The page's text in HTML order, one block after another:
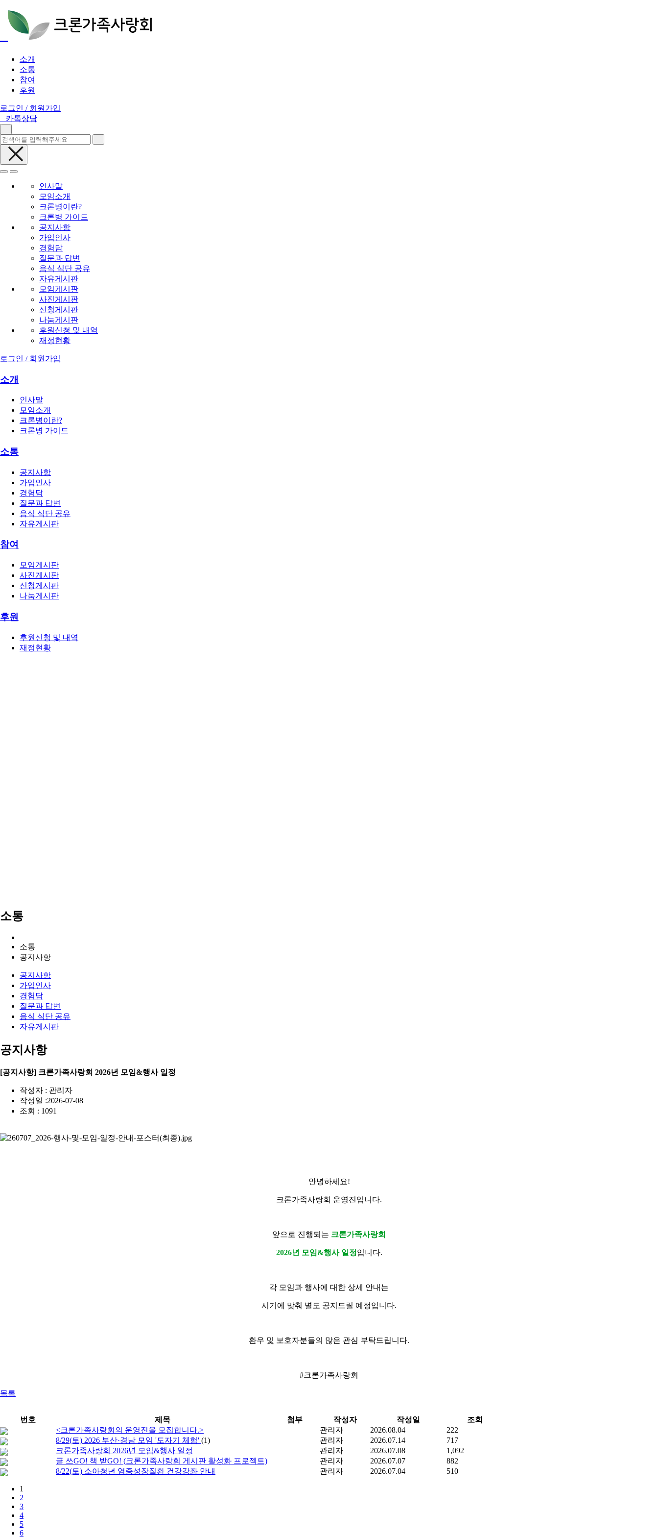
소개
소통
참여
후원
로그인 / 회원가입
카톡상담
인사말
모임소개
크론병이란?
크론병 가이드
공지사항
가입인사
경험담
질문과 답변
음식 식단 공유
자유게시판
모임게시판
사진게시판
신청게시판
나눔게시판
후원신청 및 내역
재정현황
로그인 / 회원가입
소개
인사말
모임소개
크론병이란?
크론병 가이드
소통
공지사항
가입인사
경험담
질문과 답변
음식 식단 공유
자유게시판
참여
모임게시판
사진게시판
신청게시판
나눔게시판
후원
후원신청 및 내역
재정현황
소통
소통
공지사항
공지사항
가입인사
경험담
질문과 답변
음식 식단 공유
자유게시판
공지사항
[공지사항] 크론가족사랑회 2026년 모임&행사 일정
작성자 : 관리자
작성일 :2026-07-08
조회 : 1091
안녕하세요!
크론가족사랑회 운영진입니다.
앞으로 진행되는 크론가족사랑회
2026년 모임&행사 일정입니다.
각 모임과 행사에 대한 상세 안내는
시기에 맞춰 별도 공지드릴 예정입니다.
환우 및 보호자분들의 많은 관심 부탁드립니다.
#크론가족사랑회
목록
번호 제목 첨부 작성자 작성일
조회
<크론가족사랑회의 운영진을 모집합니다.>
관리자 2026.08.04
222
8/29(토) 2026 부산·경남 모임 '도자기 체험' (1) 관리자 2026.07.14
717
크론가족사랑회 2026년 모임&행사 일정
관리자 2026.07.08
1,092
글 쓰GO! 책 받GO! (크론가족사랑회 게시판 활성화 프로젝트)
관리자 2026.07.07
882
8/22(토) 소아청년 염증성장질환 건강강좌 안내
관리자 2026.07.04 510
1
2
3
4
5
6